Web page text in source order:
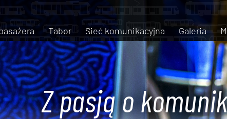
Tabor Sieć komunikacyjna Galeria
Z pasją o